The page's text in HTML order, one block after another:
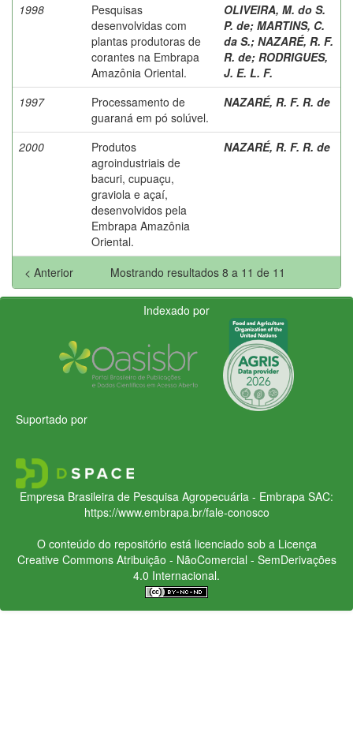
1998
Pesquisas
desenvolvidas com
plantas produtoras de
corantes na Embrapa
Amazônia Oriental.
OLIVEIRA, M. do S.
P. de; MARTINS, C.
da S.; NAZARÉ, R. F.
R. de; RODRIGUES,
J. E. L. F.
1997
Processamento de
guaraná em pó solúvel.
NAZARÉ, R. F. R. de
2000
Produtos
agroindustriais de
bacuri, cupuaçu,
graviola e açaí,
desenvolvidos pela
Embrapa Amazônia
Oriental.
NAZARÉ, R. F. R. de
Mostrando resultados 8 a 11 de 11
< Anterior
Indexado por
Suportado por
Empresa Brasileira de Pesquisa Agropecuária - Embrapa SAC:
https://www.embrapa.br/fale-conosco
O conteúdo do repositório está licenciado sob a Licença
Creative CommonsAtribuição - NãoComercial - SemDerivações
4.0 Internacional.